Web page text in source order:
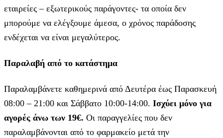
εταιρείες – εξωτερικούς παράγοντες- τα οποία δεν
μπορούμε να ελέγξουμε άμεσα, ο χρόνος παράδοσης
ενδέχεται να είναι μεγαλύτερος.
Παραλαβή από το κατάστημα
Παραλαμβάνετε καθημερινά από Δευτέρα έως Παρασκευή
08:00 – 21:00 και Σάββατο 10:00-14:00. Ισχύει μόνο για
αγορές άνω των 19€. Οι παραγγελίες που δεν
παραλαμβάνονται από το φαρμακείο μετά την